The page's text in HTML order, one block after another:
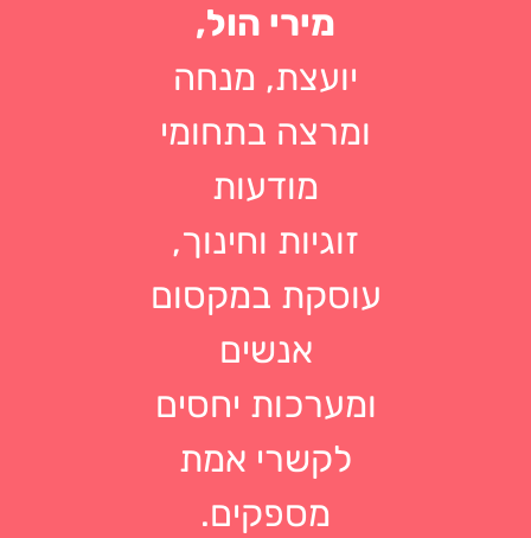
מירי הול,
יועצת, מנחה
ומרצה בתחומי
מודעות
זוגיות וחינוך,
עוסקת במקסום
אנשים
ומערכות יחסים
לקשרי אמת
מספקים.